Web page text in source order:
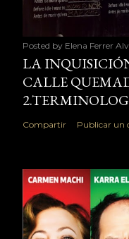
Posted by Elena Ferrer
LA
CALLE
Compartir Publicar un